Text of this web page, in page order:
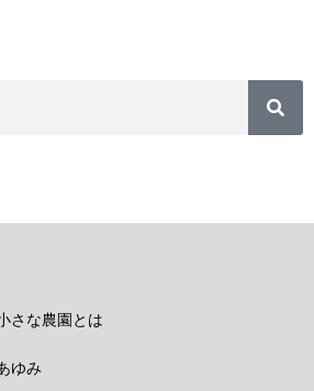
検
さな農園とは
ゆみ